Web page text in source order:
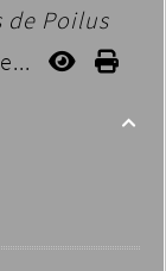
de Poilus
